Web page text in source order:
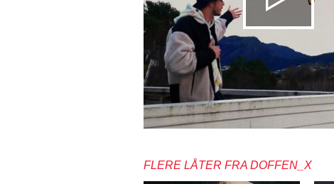
FLERE LÅTER FRA DOFFEN_X